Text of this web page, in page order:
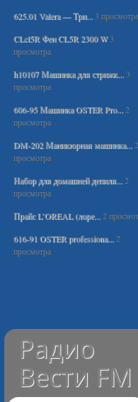
625.01 Valera — Три...3 просмотра
CLcl5R Фен CL5R 2300 W3
просмотра
h10107 Машинка для стрижк...3
просмотра
606-95 Машинка OSTER Pro...2
просмотра
DM-202 Маникюрная машинка...2
просмотра
Набор для домашней депиля...2
просмотра
Прайс L’OREAL (лоре...2
616-91 OSTER professiona...2
просмотра
Радио
Вести FM